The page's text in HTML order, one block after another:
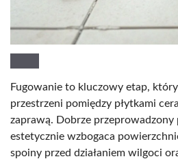
Fugowanie to kluczowy etap,
przestrzeni pomiędzy płytkami
zaprawą. Dobrze przeprowadzony
estetycznie wzbogaca
spoiny przed działaniem wilgoci